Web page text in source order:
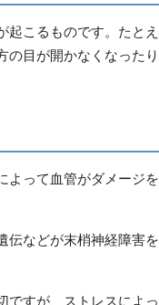
こるものです。たとえ
の目が開かなくなったり
よって血管がダメージを
伝などが末梢神経障害を
ですが、ストレスによっ